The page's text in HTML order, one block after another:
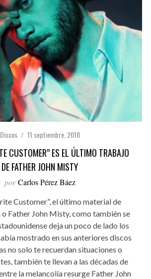
Discos 11 septiembre, 2018
CUSTOMER” ES EL ÚLTIMO TRABAJO
DE FATHER JOHN MISTY
por Carlos Pérez Báez
Customer”, el último material de
o Father John Misty, como también se
deja un poco de lado los
mostrado en sus anteriores discos
no solo te recuerdan situaciones o
también te llevan a las décadas de
la melancolía resurge Father John